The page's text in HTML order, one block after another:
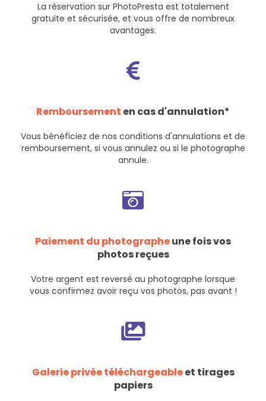
La réservation sur PhotoPresta est totalement
gratuite et sécurisée, et vous offre de nombreux
avantages.
Remboursement en cas d'annulation*
Vous bénéficiez de nos conditions d'annulations et de
remboursement, si vous annulez ou si le photographe
annule.
Paiement du photographeune fois vos
photos reçues
Votre argent est reversé au photographe lorsque
vous confirmez avoir reçu vos photos, pas avant !
Galerie privée téléchargeableet tirages
papiers